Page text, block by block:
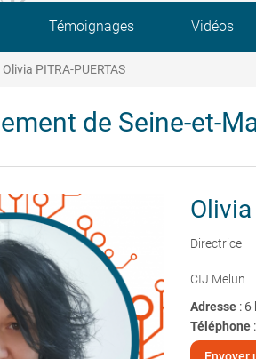
Témoignages Vidéos
Olivia PITRA-PUERTAS
de Seine-et-
Olivia
Directrice
CIJ Melun
Adresse : 6
Téléphone: